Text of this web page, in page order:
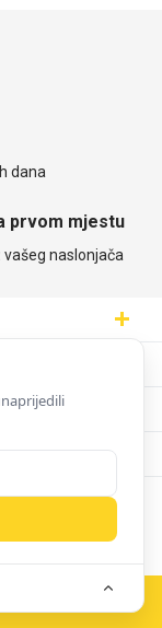
dana
prvom mjestu
vašeg naslonjača